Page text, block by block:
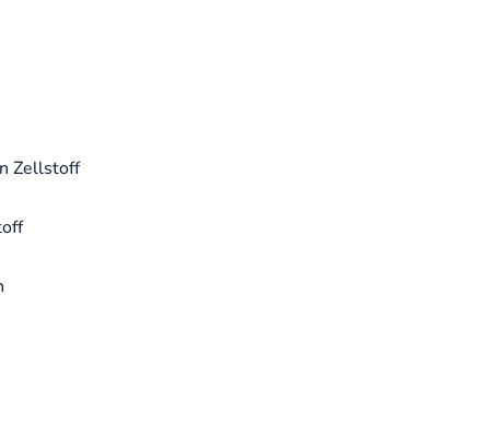
Zellstoff